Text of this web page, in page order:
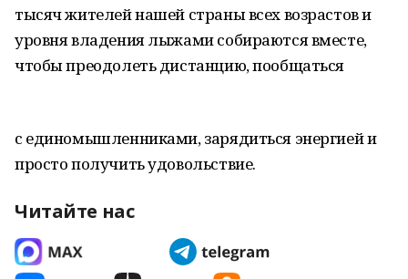
тысяч жителей нашей страны всех возрастов и
уровня владения лыжами собираются вместе,
чтобы преодолеть дистанцию, пообщаться
с единомышленниками, зарядиться энергией и
просто получить удовольствие.
Читайте нас